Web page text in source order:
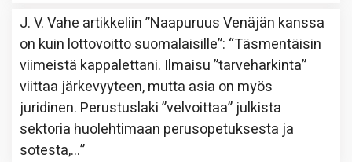
J. V. Vahe artikkeliin”Naapuruus Venäjän kanssa
on kuin lottovoitto suomalaisille”: “Täsmentäisin
viimeistä kappalettani. Ilmaisu ”tarveharkinta”
viittaa järkevyyteen, mutta asia on myös
juridinen. Perustuslaki ”velvoittaa” julkista
sektoria huolehtimaan perusopetuksesta ja
sotesta,…”